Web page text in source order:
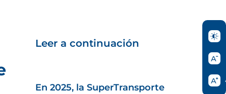
Leer a continuación
En 2025, la SuperTransporte